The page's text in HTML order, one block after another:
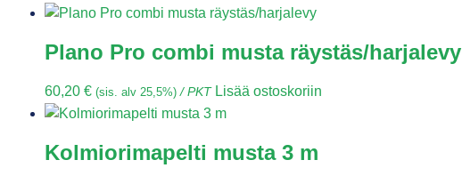
Plano Pro combi musta räystäs/harjalevy
60,20 € (sis. alv 25,5%) / PKT Lisää ostoskoriin
Kolmiorimapelti musta 3 m